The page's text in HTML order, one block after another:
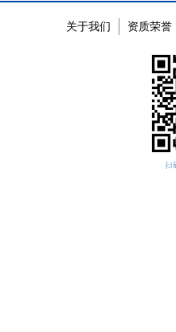
关于我们 资质荣誉